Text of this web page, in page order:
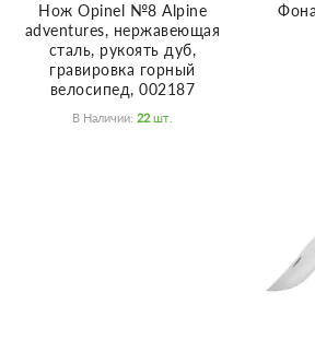
Нож Opinel №8 Alpine
adventures, нержавеющая
сталь, рукоять дуб,
гравировка горный
велосипед, 002187
В Наличии: 22 Шт.